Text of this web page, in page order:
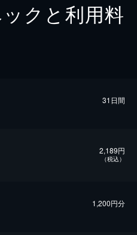
クと利用料
31日間
2,189円
（税込）
1,200円分